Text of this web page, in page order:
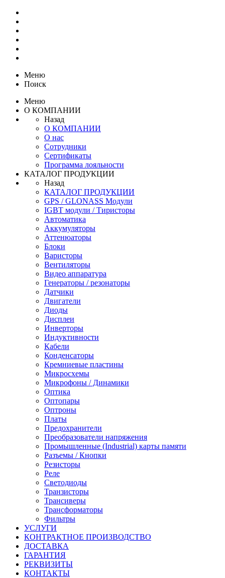
Меню
Поиск
Меню
О КОМПАНИИ
Назад
О КОМПАНИИ
О нас
Сотрудники
Сертификаты
Программа лояльности
КАТАЛОГ ПРОДУКЦИИ
Назад
КАТАЛОГ ПРОДУКЦИИ
GPS / GLONASS Модули
IGBT модули / Тиристоры
Автоматика
Аккумуляторы
Аттенюаторы
Блоки
Варисторы
Вентиляторы
Видео аппаратура
Генераторы / резонаторы
Датчики
Двигатели
Диоды
Дисплеи
Инверторы
Индуктивности
Кабели
Конденсаторы
Кремниевые пластины
Микросхемы
Микрофоны / Динамики
Оптика
Оптопары
Оптроны
Платы
Предохранители
Преобразователи напряжения
Промышленные (Industrial) карты памяти
Разъемы / Кнопки
Резисторы
Реле
Светодиоды
Транзисторы
Трансиверы
Трансформаторы
Фильтры
УСЛУГИ
КОНТРАКТНОЕ ПРОИЗВОДСТВО
ДОСТАВКА
ГАРАНТИЯ
РЕКВИЗИТЫ
КОНТАКТЫ